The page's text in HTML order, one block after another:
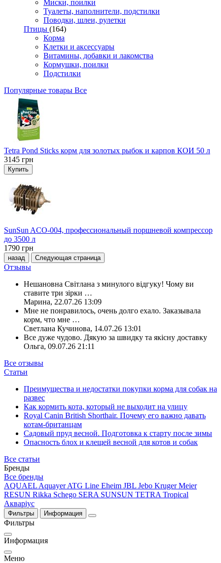
Миски, поилки
Туалеты, наполнители, подстилки
Поводки, шлеи, рулетки
Птицы (164)
Корма
Клетки и аксессуары
Витамины, добавки и лакомства
Кормушки, поилки
Подстилки
Популярные товары Все
Tetra Pond Sticks корм для золотых рыбок и карпов КОИ 50 л
3145 грн
Купить
SunSun ACO-004, профессиональный поршневой компрессор
до 3500 л
1790 грн
назад Следующая страница
Отзывы
Нешановна Світлана з минулого відгуку! Чому ви
ставите три зірки …
Марина, 22.07.26 13:09
Мне не понравилось, очень долго ехало. Заказывала
корм, что мне …
Светлана Кучинова, 14.07.26 13:01
Все дуже чудово. Дякую за швидку та якісну доставку
Ольга, 09.07.26 21:11
Все отзывы
Статьи
Преимущества и недостатки покупки корма для собак на
развес
Как кормить кота, который не выходит на улицу
Royal Canin British Shorthair. Почему его важно давать
котам-британцам
Садовый пруд весной. Подготовка к старту после зимы
Опасность блох и клещей весной для котов и собак
Все статьи
Бренды
Все бренды
AQUAEL AquayerATG Line Eheim JBL Jebo Kruger Meier
RESUN Rikka Schego SERA SUNSUN TETRA Tropical
Акваріус
Фильтры Информация
Фильтры
Информация
Меню